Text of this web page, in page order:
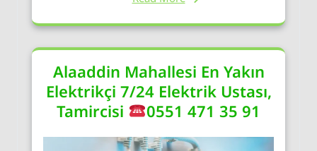
Alaaddin Mahallesi En Yakın
Elektrikçi 7/24 Elektrik Ustası,
Tamircisi
0551 471 35 91